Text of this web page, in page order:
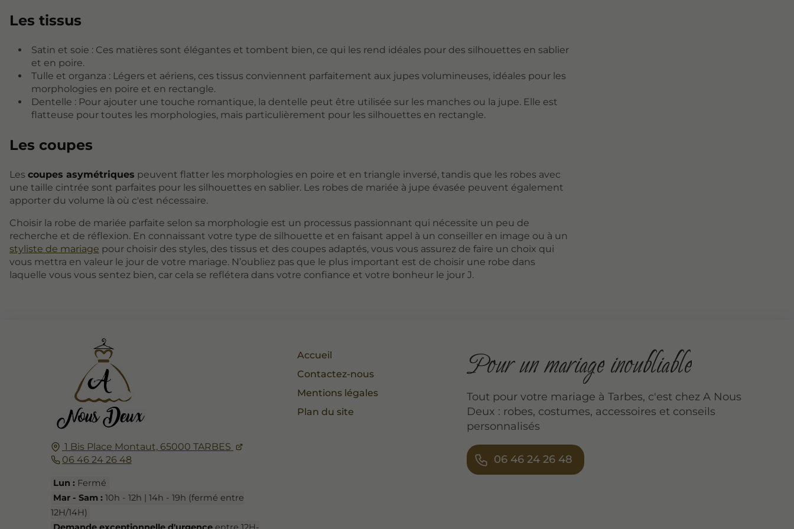
Les tissus
Satin et soie : Ces matières sont élégantes et tombent bien, ce qui les rend idéales pour des silhouettes en sablier
et en poire.
Tulle et organza : Légers et aériens, ces tissus conviennent parfaitement aux jupes volumineuses, idéales pour les
morphologies en poire et en rectangle.
Dentelle : Pour ajouter une touche romantique, la dentelle peut être utilisée sur les manches ou la jupe. Elle est
flatteuse pour toutes les morphologies, mais particulièrement pour les silhouettes en rectangle.
Les coupes
Les coupes asymétriques peuvent flatter les morphologies en poire et en triangle inversé, tandis que les robes avec
une taille cintrée sont parfaites pour les silhouettes en sablier. Les robes de mariée à jupe évasée peuvent également
apporter du volume là où c'est nécessaire.
Choisir la robe de mariée parfaite selon sa morphologie est un processus passionnant qui nécessite un peu de
recherche et de réflexion. En connaissant votre type de silhouette et en faisant appel à un conseiller en image ou à un
styliste de mariage pour choisir des styles, des tissus et des coupes adaptés, vous vous assurez de faire un choix qui
vous mettra en valeur le jour de votre mariage. N’oubliez pas que le plus important est de choisir une robe dans
laquelle vous vous sentez bien, car cela se reflétera dans votre confiance et votre bonheur le jour J.
1 Bis Place Montaut, 65000 TARBES
06 46 24 26 48
Lun : Fermé
Mar - Sam : 10h - 12h | 14h - 19h (fermé entre
12H/14H)
Accueil
Contactez-nous
Mentions légales
Plan du site
Pour un mariage inoubliable
Tout pour votre mariage à Tarbes, c'est chez A Nous
Deux : robes, costumes, accessoires et conseils
personnalisés
06 46 24 26 48